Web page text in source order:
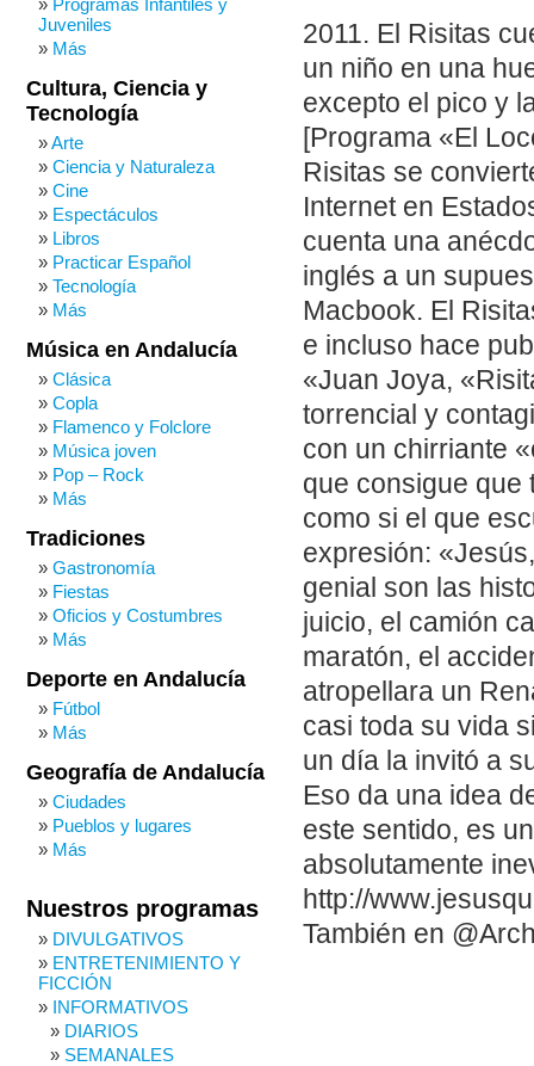
2011. El Risitas
un niño en una
excepto el pico y
[Programa «El
Risitas se
Internet en
cuenta una
inglés a un
Macbook. El
e incluso hace
«Juan Joya,
torrencial y
con un chirriante
que consigue que
como si el que
expresión:
genial son las
juicio, el camión
maratón, el
atropellara un
casi toda su vida
un día la invitó a
Eso da una idea
este sentido, es
absolutamente
http://
También en
Programas Infantiles y
Juveniles
Más
Cultura, Ciencia y
Tecnología
Arte
Ciencia y Naturaleza
Cine
Espectáculos
Libros
Practicar Español
Tecnología
Más
Música en Andalucía
Clásica
Copla
Flamenco y Folclore
Música joven
Pop – Rock
Más
Tradiciones
Gastronomía
Fiestas
Oficios y Costumbres
Más
Deporte en Andalucía
Fútbol
Más
Geografía de Andalucía
Ciudades
Pueblos y lugares
Más
Nuestros programas
DIVULGATIVOS
ENTRETENIMIENTO Y
FICCIÓN
INFORMATIVOS
DIARIOS
SEMANALES